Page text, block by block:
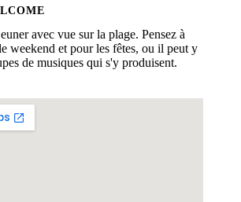
avec vue sur la plage. Pensez à
weekend et pour les fêtes, ou il peut y
de musiques qui s'y produisent.